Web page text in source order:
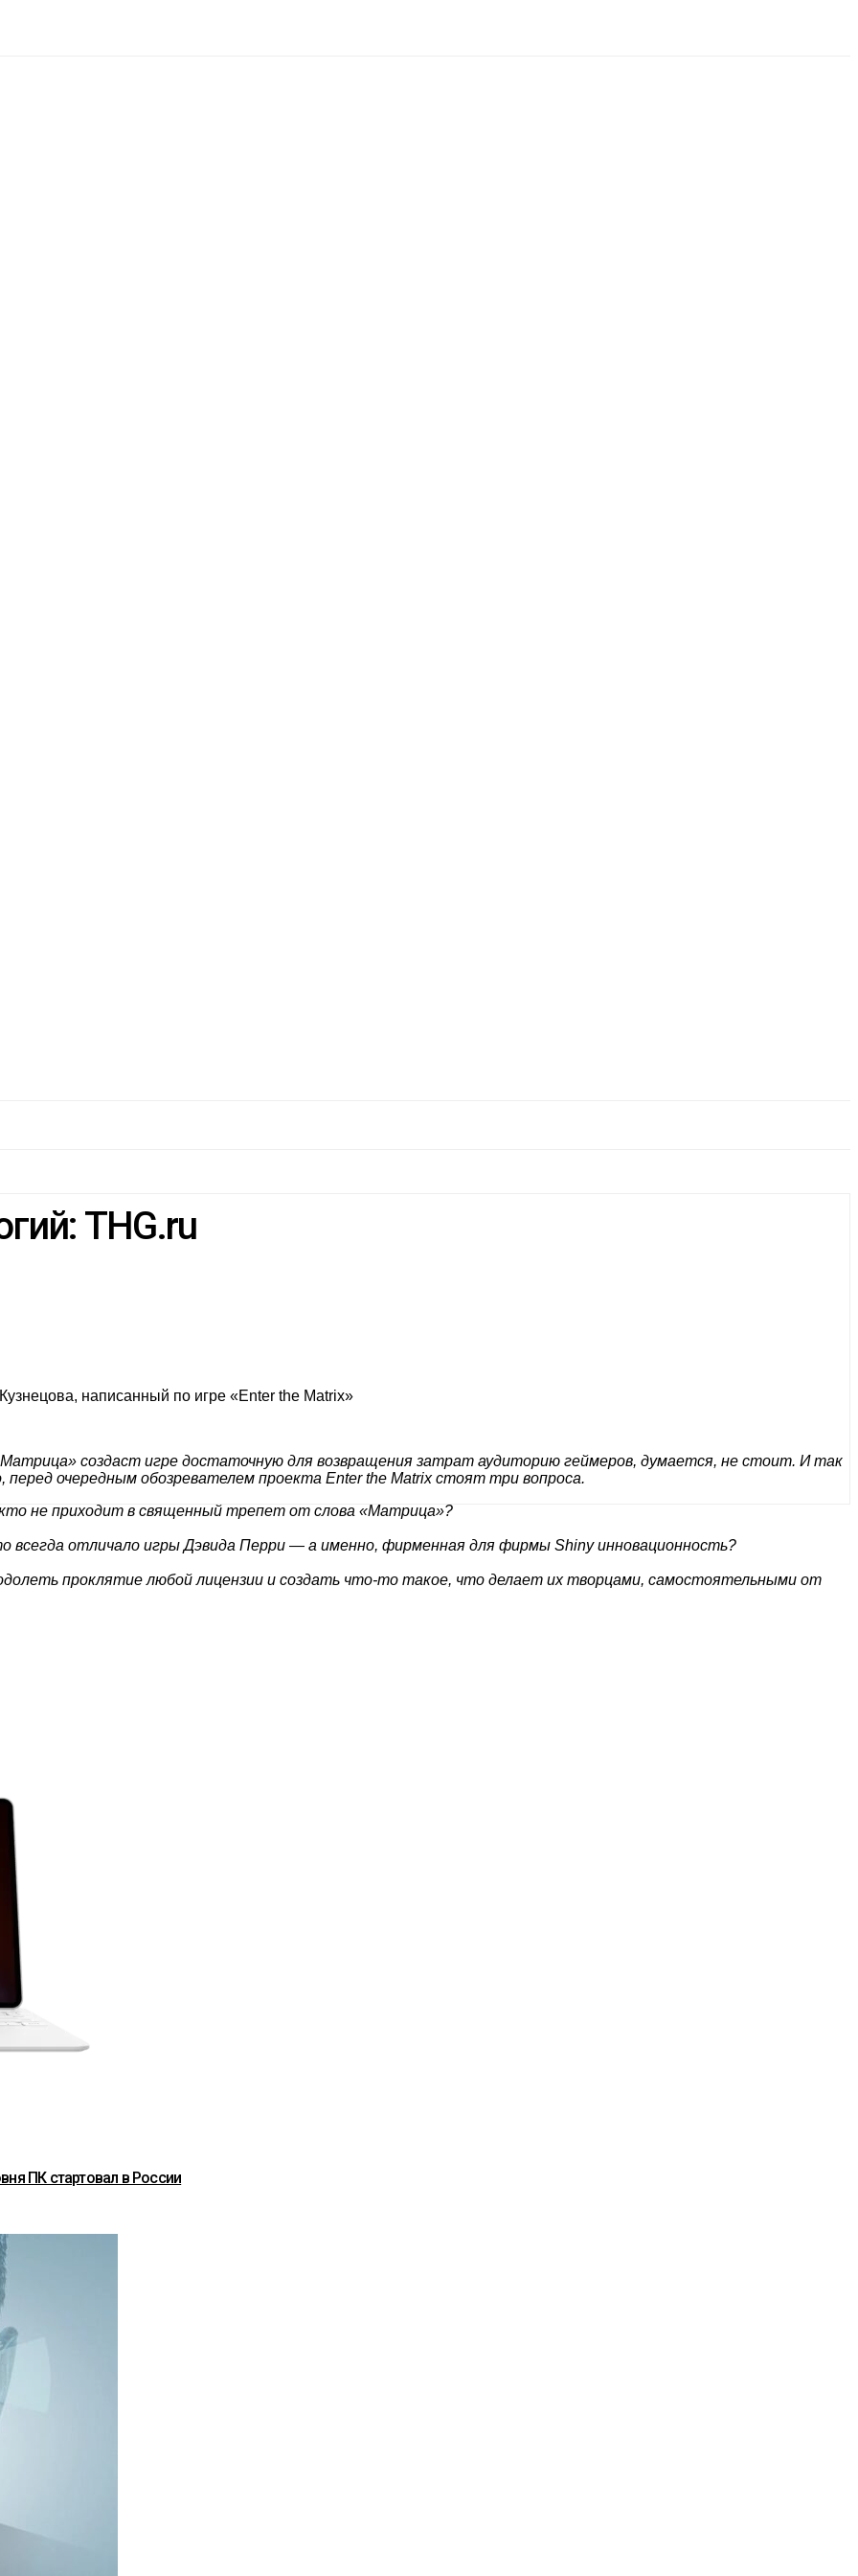
THG.ru
написанный по игре «Enter the Matrix»
создаст игре достаточную для возвращения затрат аудиторию геймеров, думается, не стоит. И так
очередным обозревателем проекта Enter the Matrix стоят три вопроса.
не приходит в священный трепет от слова «Матрица»?
всегда отличало игры Дэвида Перри — а именно, фирменная для фирмы Shiny инновационность?
проклятие любой лицензии и создать что-то такое, что делает их творцами, самостоятельными от
ПК стартовал в России